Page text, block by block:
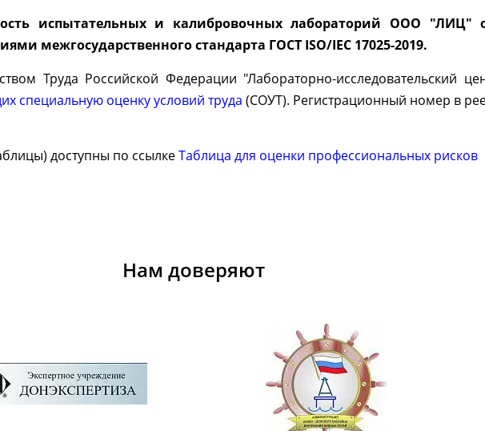
испытательных и калибровочных лабораторий ООО "ЛИЦ"
межгосударственного стандарта ГОСТ ISO/IEC 17025-2019.
Труда Российской Федерации "Лабораторно-исследовательский
специальную оценку условий труда (СОУТ). Регистрационный номер в
доступны по ссылкеТаблица для оценки профессиональных рисков
Нам доверяют